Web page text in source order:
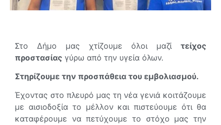
Στο Δήμο μας χτίζουμε όλοι μαζί τείχος
προστασίας γύρω από την υγεία όλων.
Στηρίζουμε την προσπάθεια του εμβολιασμού.
Έχοντας στο πλευρό μας τη νέα γενιά κοιτάζουμε
με αισιοδοξία το μέλλον και πιστεύουμε ότι θα
καταφέρουμε να πετύχουμε το στόχο μας την